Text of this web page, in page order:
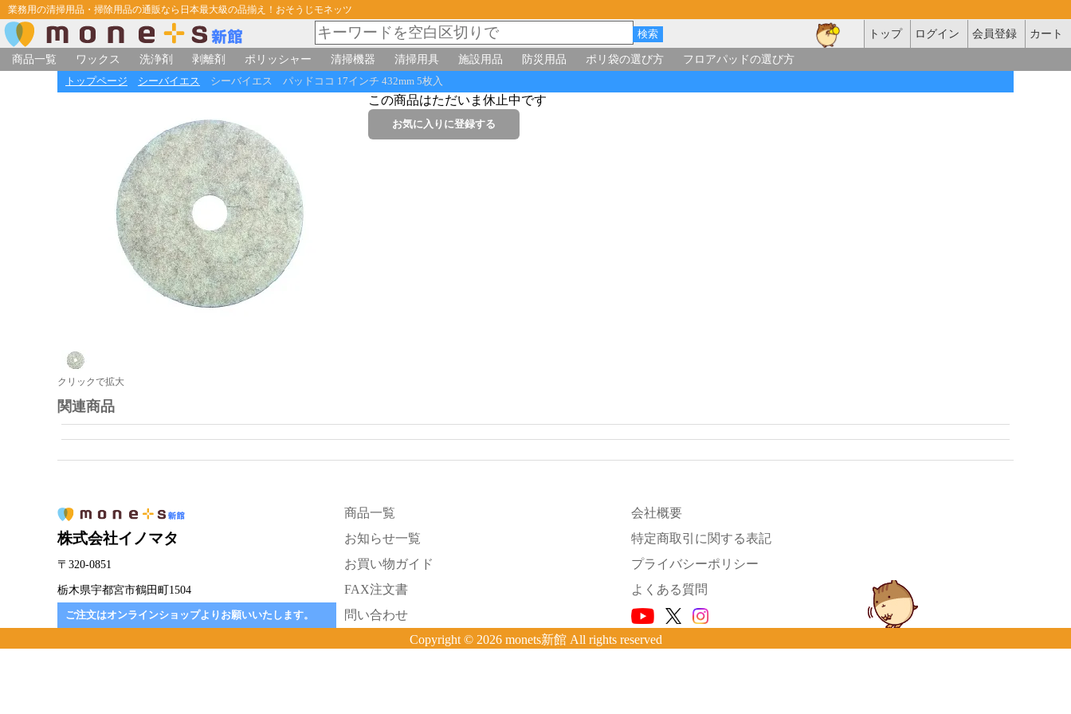
業務用の清掃用品・掃除用品の通販なら日本最大級の品揃え！おそうじモネッツ
トップ ログイン 会員登録
カート
商品一覧
ワックス 洗浄剤 剥離剤 ポリッシャー 清掃機器 清掃用具 施設用品 防災用品 ポリ袋の選び方 フロアパッドの選び方
トップページ シーバイエス シーバイエス パッドココ 17インチ 432mm 5枚入
クリックで拡大
この商品はただいま休止中です
関連商品
株式会社イノマタ
〒320-0851
栃木県宇都宮市鶴田町1504
ご注文はオンラインショップよりお願いいたします。
商品一覧
お知らせ一覧
お買い物ガイド
FAX注文書
問い合わせ
会社概要
特定商取引に関する表記
プライバシーポリシー
よくある質問
Copyright © 2026 monets新館 All rights reserved